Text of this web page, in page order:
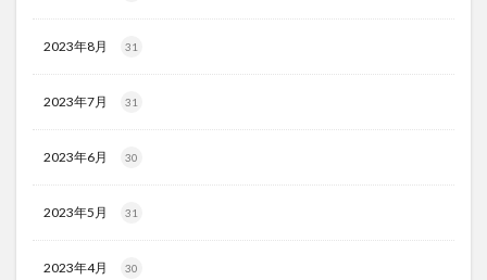
2023年8月 31
2023年7月 31
2023年6月 30
2023年5月 31
2023年4月 30